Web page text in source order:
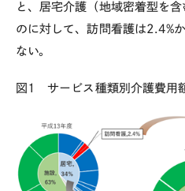
と、居宅介護（地域密着型を含
のに対して、訪問看護は2.4%
ない。
図 1 サービス種類別介護費用